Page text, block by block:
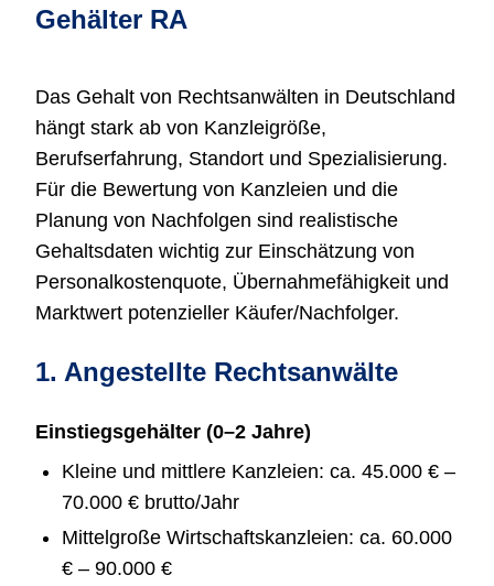
X
Gehälter RA
Das Gehalt von Rechtsanwälten in Deutschland
hängt stark ab von Kanzleigröße,
Berufserfahrung, Standort und Spezialisierung.
Für die Bewertung von Kanzleien und die
Planung von Nachfolgen sind realistische
Gehaltsdaten wichtig zur Einschätzung von
Personalkostenquote, Übernahmefähigkeit und
Marktwert potenzieller Käufer/Nachfolger.
1. Angestellte Rechtsanwälte
Einstiegsgehälter (0–2 Jahre)
Kleine und mittlere Kanzleien: ca. 45.000 € –
70.000 € brutto/Jahr
Mittelgroße Wirtschaftskanzleien: ca. 60.000
€ – 90.000 €